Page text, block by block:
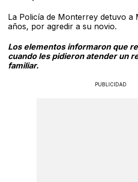
La Policía de Monterrey detuvo a
años, por agredir a su novio.
Los elementos informaron que
cuando les pidieron atender un
familiar.
PUBLICIDAD